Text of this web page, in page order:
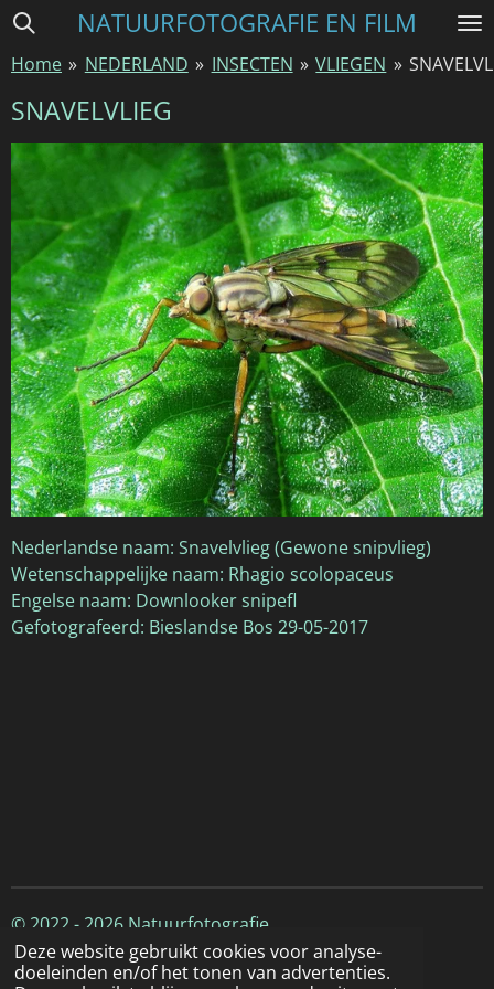
Deze website gebruikt cookies voor analyse-
doeleinden en/of het tonen van advertenties.
Ga
naar
de
NATUURFOTOGRAFIE EN FILM
Home » NEDERLAND » INSECTEN » VLIEGEN »
SNAVELVLIEG
Nederlandse naam: Snavelvlieg (Gewone snipvlieg)
Wetenschappelijke naam: Rhagio scolopaceus
Engelse naam: Downlooker snipefl
Gefotografeerd: Bieslandse Bos 29-05-2017
© 2022 - 2026 Natuurfotografie